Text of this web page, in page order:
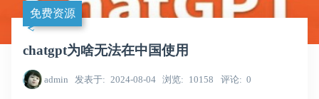
免费资源
chatgpt为啥无法在中国使用
admin 发表于 2024-08-04 浏览 10158 评论 0